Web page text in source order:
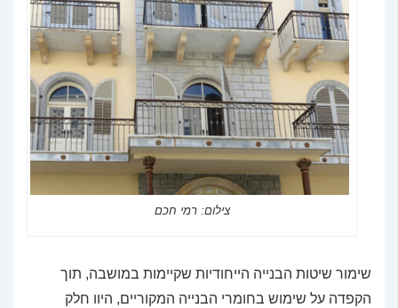
צילום: רמי חכם
שימור שיטות הבנייה הייחודיות שקיימות במושבה, תוך
הקפדה על שימוש בחומרי הבנייה המקוריים, היוו חלק